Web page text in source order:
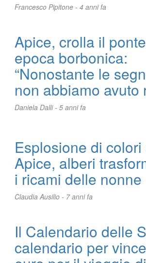
Francesco Pipitone - 4 anni fa
Apice, crolla il
epoca borbonica:
“Nonostante le
non abbiamo avuto
Daniela Dalli - 5 anni fa
Esplosione di colori
Apice, alberi
i ricami delle nonne
Claudia Ausilio - 7 anni fa
Il Calendario delle
calendario per